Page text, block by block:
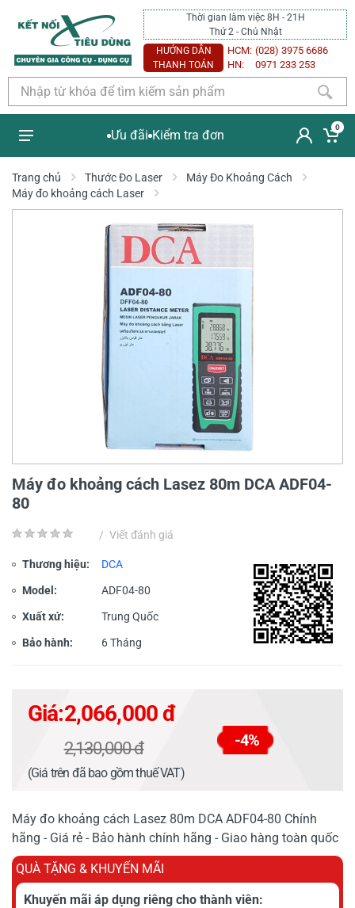
Thời gian làm việc 8H - 21H
Thứ 2 - Chủ Nhật
HƯỚNG DẪN
THANH TOÁN
HCM: (028) 3975 6686
HN:
0971 233 253
Ưu đãi Kiểm tra đơn
0
Trang chủ Thước Đo Laser
Máy Đo Khoảng Cách
Máy đo khoảng cách Laser
Máy đo khoảng cách Lasez 80m DCA ADF04-
80
/ Viết đánh giá
Thương hiệu: DCA
Model: ADF04-80
Xuất xứ: Trung Quốc
Bảo hành: 6 Tháng
Giá:2,066,000 đ
2,130,000 đ -4%
(Giá trên đã bao gồm thuế VAT)
Máy đo khoảng cách Lasez 80m DCA ADF04-80 Chính
hãng - Giá rẻ - Bảo hành chính hãng - Giao hàng toàn quốc
QUÀ TẶNG & KHUYẾN MÃI
Khuyến mãi áp dụng riêng cho thành viên: